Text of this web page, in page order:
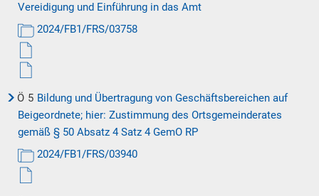
Vereidigung und Einführung in das Amt
2024/FB1/FRS/03758
Ö 5 Bildung und Übertragung von Geschäftsbereichen auf
Beigeordnete; hier: Zustimmung des Ortsgemeinderates
gemäß § 50 Absatz 4 Satz 4 GemO RP
2024/FB1/FRS/03940